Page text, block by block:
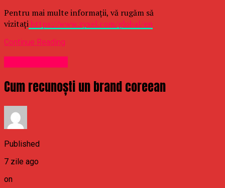
Pentru mai multe informații, vă rugăm să
vizitațihttps://www.zyxel.com/global/en
Continue Reading
Cum recunoști un brand coreean
Published
7 zile ago
on